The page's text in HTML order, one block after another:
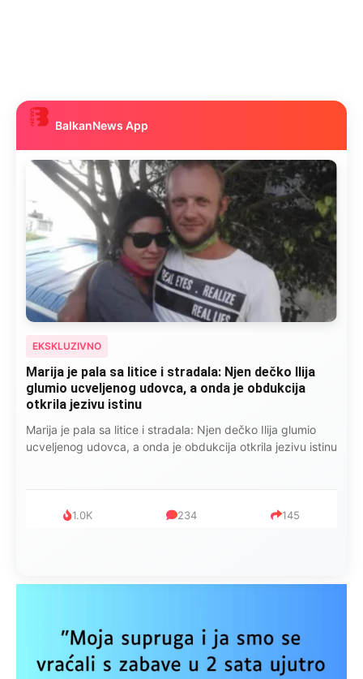
BalkanNews App
EKSKLUZIVNO
Marija je pala sa litice i stradala: Njen dečko Ilija
glumio ucveljenog udovca, a onda je obdukcija
otkrila jezivu istinu
Marija je pala sa litice i stradala: Njen dečko Ilija glumio
ucveljenog udovca, a onda je obdukcija otkrila jezivu istinu
1.0K 234 145